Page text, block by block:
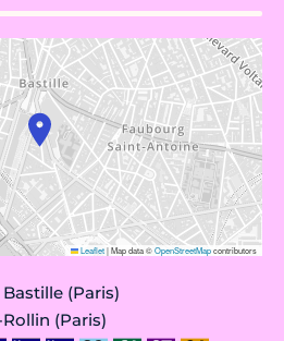
Leaflet|Map data ©OpenStreetMapcontributors
Bastille (Paris)
(Paris)